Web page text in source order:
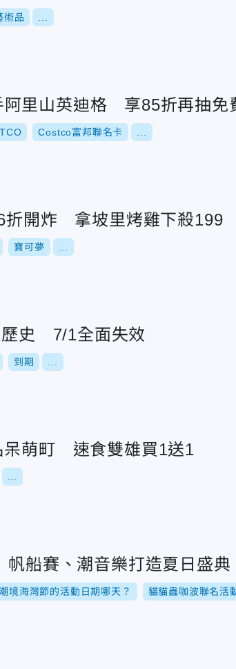
術品
阿里山英迪格 享85折再抽免
Costco富邦聯名卡
折開炸 拿坡里烤雞下殺199
寶可夢
歷史 7/1全面失效
到期
呆萌町 速食雙雄買1送1
船賽、潮音樂打造夏日盛典
境海灣節的活動日期哪天？ 貓貓蟲咖波聯名活